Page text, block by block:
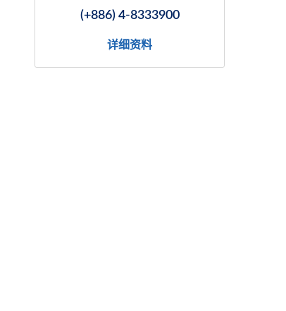
(+886) 4-8333900
详细资料